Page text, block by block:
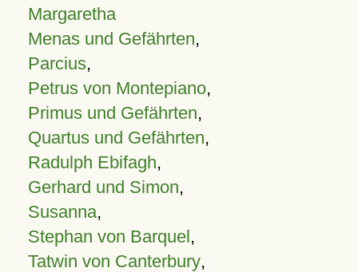
Margaretha
Menas und Gefährten,
Parcius,
Petrus von Montepiano,
Primus und Gefährten,
Quartus und Gefährten,
Radulph Ebifagh,
Gerhard und Simon,
Susanna,
Stephan von Barquel,
Tatwin von Canterbury,